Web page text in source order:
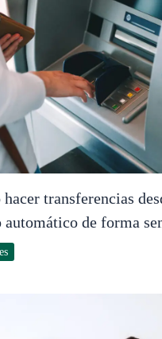
transferencias
automático de forma